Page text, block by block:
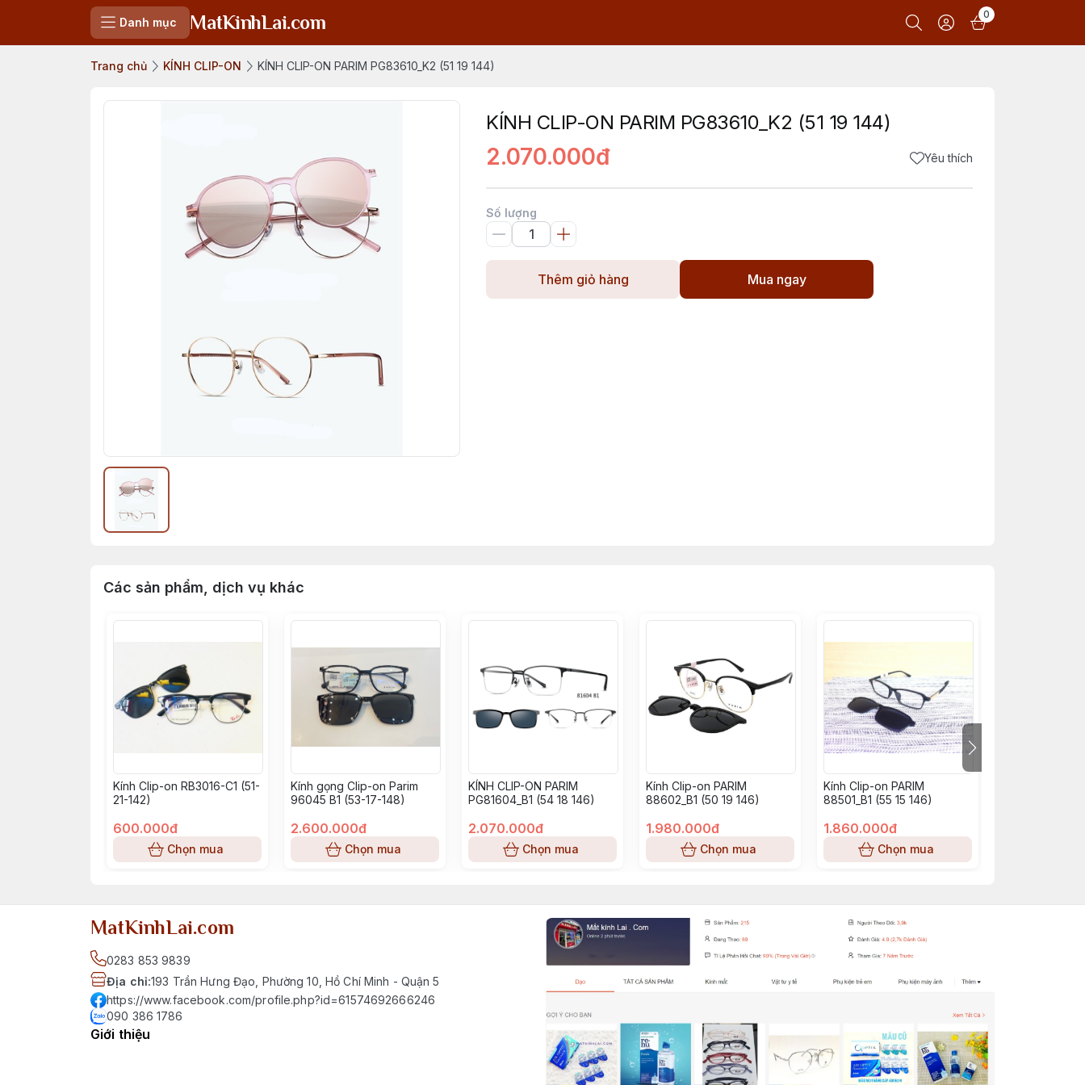
Danh mục MatKinhLai.com 0
Trang chủ KÍNH CLIP-ON KÍNH CLIP-ON PARIM PG83610_K2 (51 19 144)
KÍNH CLIP-ON PARIM PG83610_K2 (51 19 144)
2.070.000đ Yêu thích
Số lượng
Thêm giỏ hàng Mua ngay
Các sản phẩm, dịch vụ khác
Kính Clip-on RB3016-C1 (51-
21-142)
600.000đ
Chọn mua
Kính gọng Clip-on Parim
96045 B1 (53-17-148)
2.600.000đ
Chọn mua
KÍNH CLIP-ON PARIM
PG81604_B1 (54 18 146)
2.070.000đ
Chọn mua
Kính Clip-on PARIM
88602_B1 (50 19 146)
1.980.000đ
Chọn mua
Kính Clip-on PARIM
88501_B1 (55 15 146)
1.860.000đ
Chọn mua
MatKinhLai.com
0283 853 9839
Địa chỉ:193 Trần Hưng Đạo, Phường 10, Hồ Chí Minh - Quận 5
https://www.facebook.com/profile.php?id=61574692666246
090 386 1786
Giới thiệu